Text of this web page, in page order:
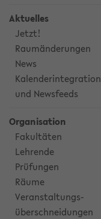
Aktuelles
Jetzt!
Raumänderungen
News
Kalenderintegration
und Newsfeeds
Organisation
Fakultäten
Lehrende
Prüfungen
Räume
Veranstaltungs-
überschneidungen